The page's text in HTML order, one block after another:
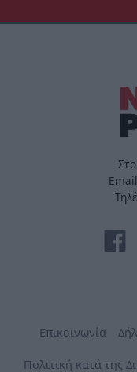
Επικοινωνία
Πολιτική κατά της